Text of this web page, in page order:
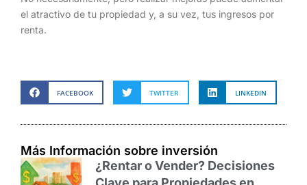
el atractivo de tu propiedad y, a su vez, tus ingresos por
renta.
FACEBOOK TWITTER LINKEDIN
Más Información sobre inversión
¿Rentar o Vender? Decisiones